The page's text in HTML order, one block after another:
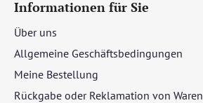
Informationen für Sie
Über uns
Allgemeine Geschäftsbedingungen
Meine Bestellung
Rückgabe oder Reklamation von Waren